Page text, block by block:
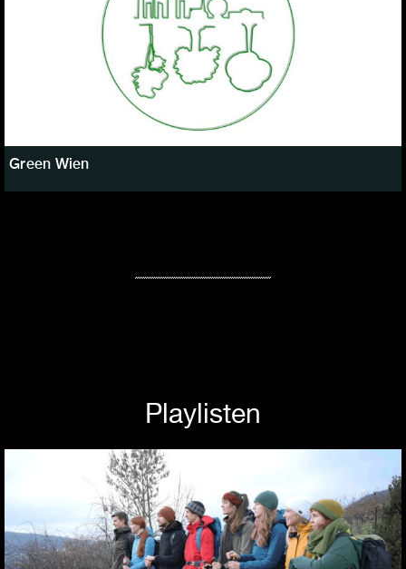
Green Wien
Playlisten